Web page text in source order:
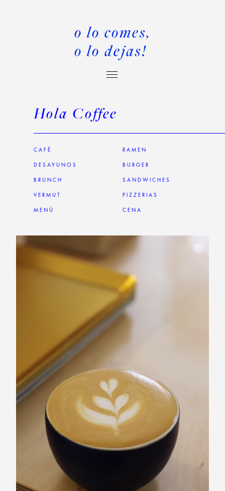
o lo comes,
o lo dejas!
Hola Coffee
CAFÉ
DESAYUNOS
BRUNCH
VERMUT
MENÚ
RAMEN
BURGER
SANDWICHES
PIZZERIAS
CENA